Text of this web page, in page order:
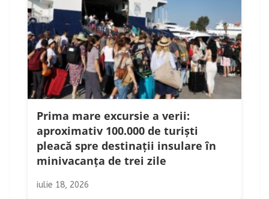
Prima mare excursie a verii:
aproximativ 100.000 de turiști
pleacă spre destinații insulare în
minivacanța de trei zile
iulie 18, 2026